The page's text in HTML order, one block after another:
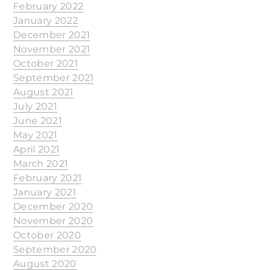
February 2022
January 2022
December 2021
November 2021
October 2021
September 2021
August 2021
July 2021
June 2021
May 2021
April 2021
March 2021
February 2021
January 2021
December 2020
November 2020
October 2020
September 2020
August 2020